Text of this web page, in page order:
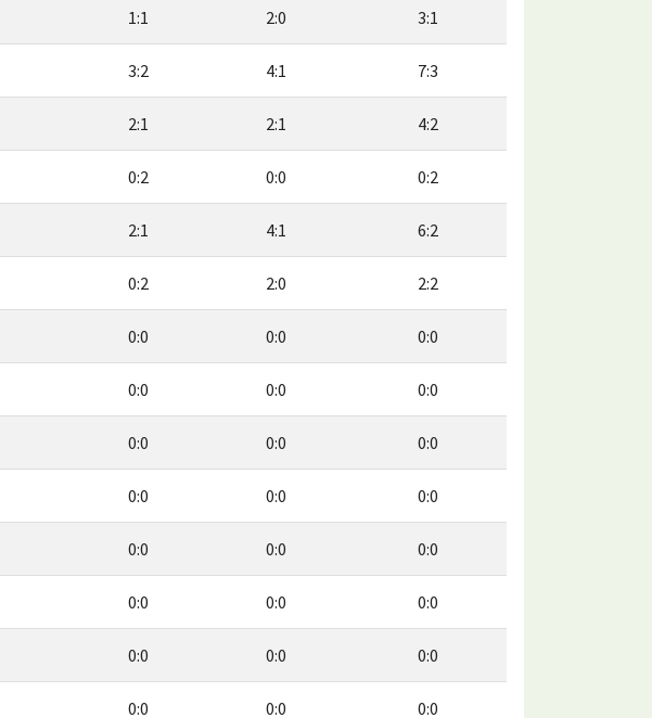
1:1 2:0 3:1
3:2 4:1 7:3
2:1 2:1 4:2
0:2 0:0 0:2
2:1 4:1 6:2
0:2 2:0 2:2
0:0 0:0 0:0
0:0 0:0 0:0
0:0 0:0 0:0
0:0 0:0 0:0
0:0 0:0 0:0
0:0 0:0 0:0
0:0 0:0 0:0
0:0 0:0 0:0